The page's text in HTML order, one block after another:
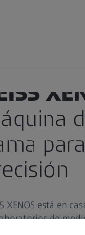
XENOS está en
de
aeroespacial